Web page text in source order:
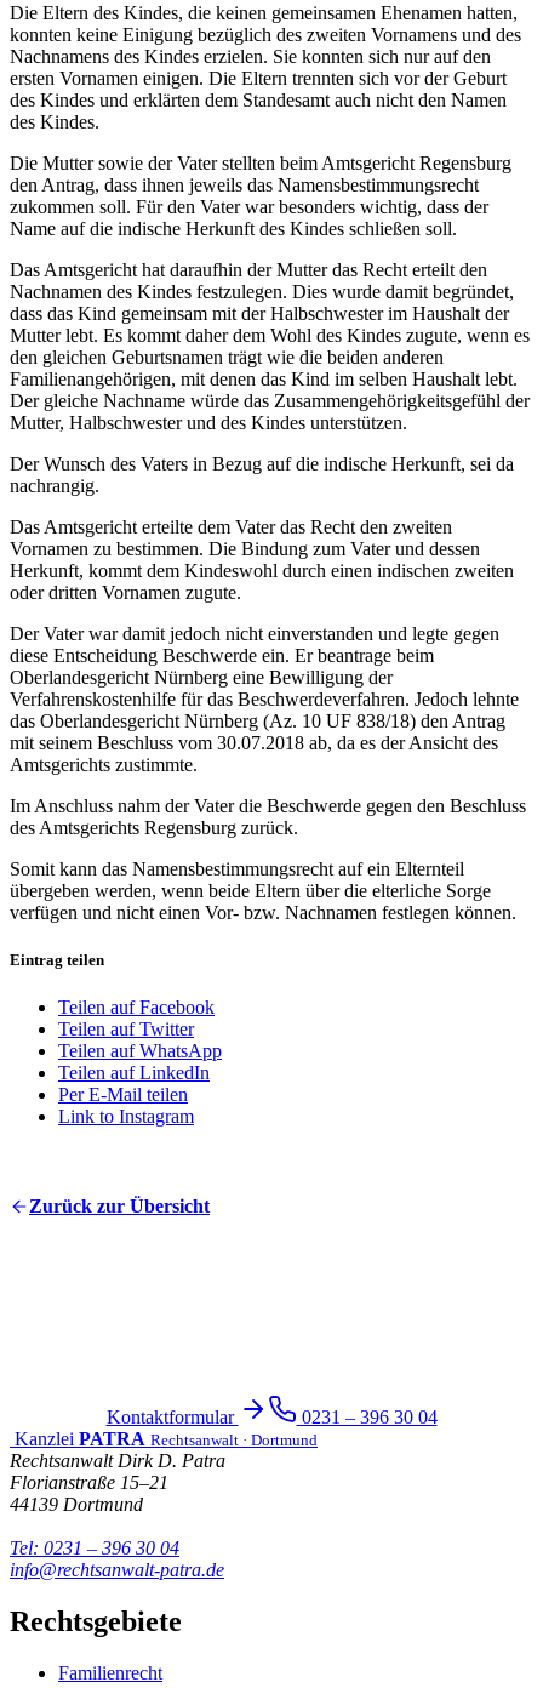
Die Eltern des Kindes, die keinen gemeinsamen Ehenamen hatten,
konnten keine Einigung bezüglich des zweiten Vornamens und des
Nachnamens des Kindes erzielen. Sie konnten sich nur auf den
ersten Vornamen einigen. Die Eltern trennten sich vor der Geburt
des Kindes und erklärten dem Standesamt auch nicht den Namen
des Kindes.
Die Mutter sowie der Vater stellten beim Amtsgericht Regensburg
den Antrag, dass ihnen jeweils das Namensbestimmungsrecht
zukommen soll. Für den Vater war besonders wichtig, dass der
Name auf die indische Herkunft des Kindes schließen soll.
Das Amtsgericht hat daraufhin der Mutter das Recht erteilt den
Nachnamen des Kindes festzulegen. Dies wurde damit begründet,
dass das Kind gemeinsam mit der Halbschwester im Haushalt der
Mutter lebt. Es kommt daher dem Wohl des Kindes zugute, wenn es
den gleichen Geburtsnamen trägt wie die beiden anderen
Familienangehörigen, mit denen das Kind im selben Haushalt lebt.
Der gleiche Nachname würde das Zusammengehörigkeitsgefühl der
Mutter, Halbschwester und des Kindes unterstützen.
Der Wunsch des Vaters in Bezug auf die indische Herkunft, sei da
nachrangig.
Das Amtsgericht erteilte dem Vater das Recht den zweiten
Vornamen zu bestimmen. Die Bindung zum Vater und dessen
Herkunft, kommt dem Kindeswohl durch einen indischen zweiten
oder dritten Vornamen zugute.
Der Vater war damit jedoch nicht einverstanden und legte gegen
diese Entscheidung Beschwerde ein. Er beantrage beim
Oberlandesgericht Nürnberg eine Bewilligung der
Verfahrenskostenhilfe für das Beschwerdeverfahren. Jedoch lehnte
das Oberlandesgericht Nürnberg (Az. 10 UF 838/18) den Antrag
mit seinem Beschluss vom 30.07.2018 ab, da es der Ansicht des
Amtsgerichts zustimmte.
Im Anschluss nahm der Vater die Beschwerde gegen den Beschluss
des Amtsgerichts Regensburg zurück.
Somit kann das Namensbestimmungsrecht auf ein Elternteil
übergeben werden, wenn beide Eltern über die elterliche Sorge
verfügen und nicht einen Vor- bzw. Nachnamen festlegen können.
Eintrag teilen
Teilen auf Facebook
Teilen auf Twitter
Teilen auf WhatsApp
Teilen auf LinkedIn
Per E-Mail teilen
Link to Instagram
Zurück zur Übersicht
Kontaktformular
0231 – 396 30 04
Kanzlei PATRA Rechtsanwalt · Dortmund
Rechtsanwalt Dirk D. Patra
Florianstraße 15–21
44139 Dortmund
Tel: 0231 – 396 30 04
info@rechtsanwalt-patra.de
Rechtsgebiete
Familienrecht